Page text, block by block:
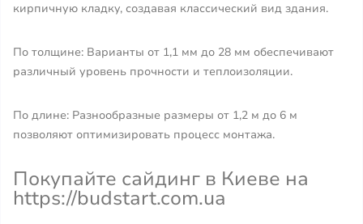
кирпичную кладку, создавая классический вид здания.
По толщине: Варианты от 1,1 мм до 28 мм обеспечивают
различный уровень прочности и теплоизоляции.
По длине: Разнообразные размеры от 1,2 м до 6 м
позволяют оптимизировать процесс монтажа.
Покупайте сайдинг в Киеве на
https://budstart.com.ua